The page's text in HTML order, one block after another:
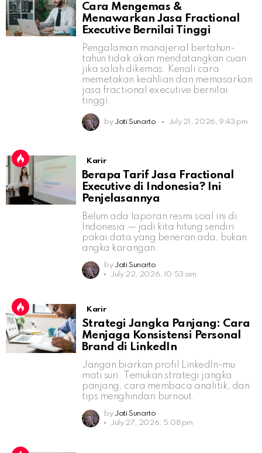
Cara Mengemas &
Menawarkan Jasa Fractional
Executive Bernilai Tinggi
Pengalaman manajerial bertahun-
tahun tidak akan mendatangkan cuan
jika salah dikemas. Kenali cara
memetakan keahlian dan memasarkan
jasa fractional executive bernilai
tinggi.
by Jati Sunarto July 21, 2026, 9:43 pm
Karir
Berapa Tarif Jasa Fractional
Executive di Indonesia? Ini
Penjelasannya
Belum ada laporan resmi soal ini di
Indonesia — jadi kita hitung sendiri
pakai data yang beneran ada, bukan
angka karangan.
by Jati Sunarto
July 22, 2026, 10:53 am
Karir
Strategi Jangka Panjang: Cara
Menjaga Konsistensi Personal
Brand di LinkedIn
Jangan biarkan profil LinkedIn-mu
mati suri. Temukan strategi jangka
panjang, cara membaca analitik, dan
tips menghindari burnout.
by Jati Sunarto
July 27, 2026, 5:08 pm